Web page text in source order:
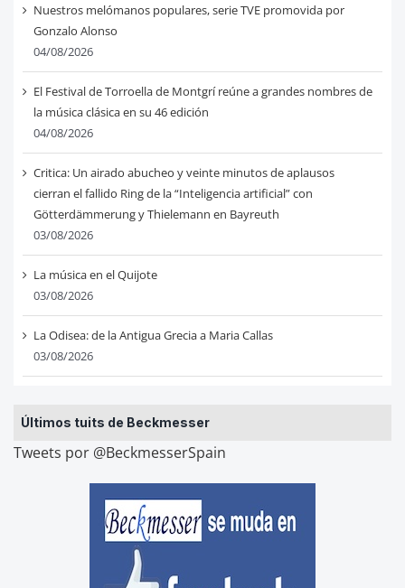
Nuestros melómanos populares, serie TVE promovida por
Gonzalo Alonso
04/08/2026
El Festival de Torroella de Montgrí reúne a grandes nombres de
la música clásica en su 46 edición
04/08/2026
Critica: Un airado abucheo y veinte minutos de aplausos
cierran el fallido Ring de la “Inteligencia artificial” con
Götterdämmerung y Thielemann en Bayreuth
03/08/2026
La música en el Quijote
03/08/2026
La Odisea: de la Antigua Grecia a Maria Callas
03/08/2026
Últimos tuits de Beckmesser
Tweets por @BeckmesserSpain